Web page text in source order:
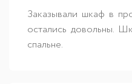
Заказывали шкаф в
остались довольны.
спальне.